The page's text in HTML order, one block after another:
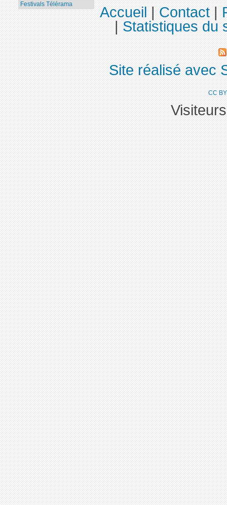
Festivals Télérama
Accueil|Contact|
|Statistiques du
Site réalisé avec
CC